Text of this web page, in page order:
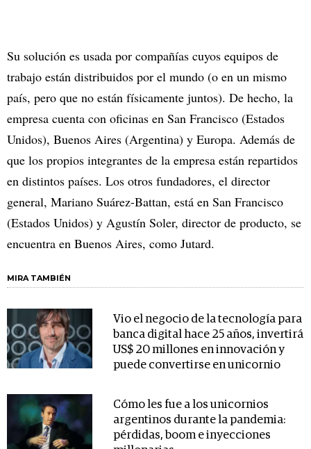
Su solución es usada por compañías cuyos equipos de
trabajo están distribuidos por el mundo (o en un mismo
país, pero que no están físicamente juntos). De hecho, la
empresa cuenta con oficinas en San Francisco (Estados
Unidos), Buenos Aires (Argentina) y Europa. Además de
que los propios integrantes de la empresa están repartidos
en distintos países. Los otros fundadores, el director
general, Mariano Suárez-Battan, está en San Francisco
(Estados Unidos) y Agustín Soler, director de producto, se
encuentra en Buenos Aires, como Jutard.
MIRA TAMBIÉN
Vio el negocio de la tecnología para
banca digital hace 25 años, invertirá
US$ 20 millones en innovación y
puede convertirse en unicornio
Cómo les fue a los unicornios
argentinos durante la pandemia:
pérdidas, boom e inyecciones